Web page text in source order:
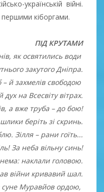
українській війні.
кіборгами.
ПІД КРУТАМИ
як освятились води
закутого Дніпра.
– й захмелів свободою
дух на Всесвіту вітрах.
а вже труба – до бою!
беріть зі скринь.
Зілля – рани гоїть...
За неба вільну синь!
нема: наклали головою.
війни кривавий шал.
суне Муравйов ордою,